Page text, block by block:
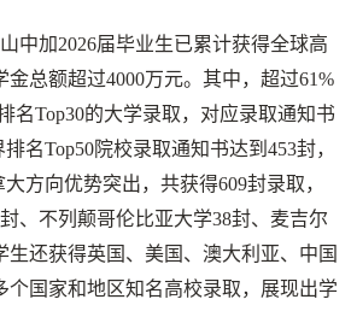
中加2026届毕业生已累计获得全球高
金总额超过4000万元。其中，超过61%
名Top30的大学录取，对应录取通知书
名Top50院校录取通知书达到453封，
方向优势突出，共获得609封录取，
、不列颠哥伦比亚大学38封、麦吉尔
生还获得英国、美国、澳大利亚、中国
个国家和地区知名高校录取，展现出学